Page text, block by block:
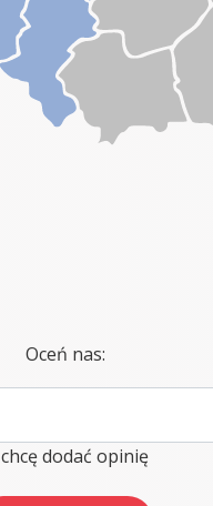
Oceń nas:
chcę dodać opinię